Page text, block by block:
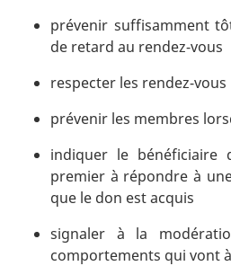
prévenir suffisamment
de retard au rendez-vous
respecter les rendez-vous
prévenir les membres
indiquer le
premier à répondre à
que le don est acquis
signaler à la
comportements qui vont